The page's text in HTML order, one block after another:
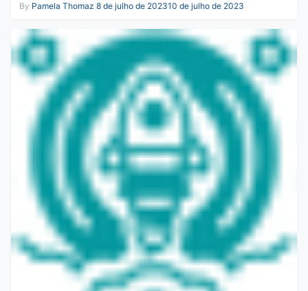
By Pamela Thomaz 8 de julho de 202310 de julho de 2023